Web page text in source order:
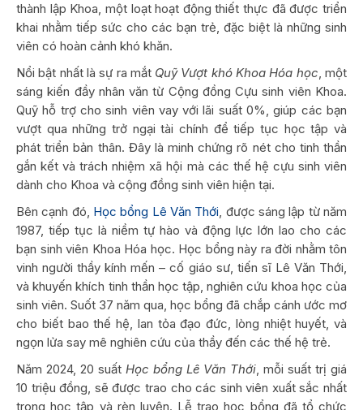
thành lập Khoa, một loạt hoạt động thiết thực đã được triển
khai nhằm tiếp sức cho các bạn trẻ, đặc biệt là những sinh
viên có hoàn cảnh khó khăn.
Nổi bật nhất là sự ra mắt Quỹ Vượt khó Khoa Hóa học, một
sáng kiến đầy nhân văn từ Cộng đồng Cựu sinh viên Khoa.
Quỹ hỗ trợ cho sinh viên vay với lãi suất 0%, giúp các bạn
vượt qua những trở ngại tài chính để tiếp tục học tập và
phát triển bản thân. Đây là minh chứng rõ nét cho tinh thần
gắn kết và trách nhiệm xã hội mà các thế hệ cựu sinh viên
dành cho Khoa và cộng đồng sinh viên hiện tại.
Bên cạnh đó, Học bổng Lê Văn Thới, được sáng lập từ năm
1987, tiếp tục là niềm tự hào và động lực lớn lao cho các
bạn sinh viên Khoa Hóa học. Học bổng này ra đời nhằm tôn
vinh người thầy kính mến – cố giáo sư, tiến sĩ Lê Văn Thới,
và khuyến khích tinh thần học tập, nghiên cứu khoa học của
sinh viên. Suốt 37 năm qua, học bổng đã chắp cánh ước mơ
cho biết bao thế hệ, lan tỏa đạo đức, lòng nhiệt huyết, và
ngọn lửa say mê nghiên cứu của thầy đến các thế hệ trẻ.
Năm 2024, 20 suất Học bổng Lê Văn Thới, mỗi suất trị giá
10 triệu đồng, sẽ được trao cho các sinh viên xuất sắc nhất
trong học tập và rèn luyện. Lễ trao học bổng đã tổ chức